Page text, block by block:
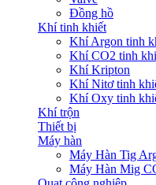
Đồng hồ
Khí tinh khiết
Khí Argon tinh
Khí CO2 tinh
Khí Kripton
Khí Nitơ tinh
Khí Oxy tinh
Khí trộn
Thiết bị
Máy hàn
Máy Hàn Tig
Máy Hàn Mig